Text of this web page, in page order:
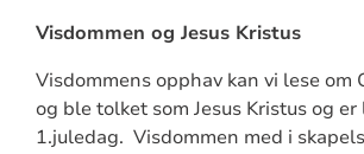
Visdommen og Jesus Kristus
Visdommens opphav kan vi lese om
og ble tolket som Jesus Kristus og
1.juledag. Visdommen med i